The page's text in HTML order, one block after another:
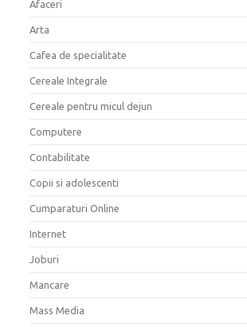
Afaceri
Arta
Cafea de specialitate
Cereale Integrale
Cereale pentru micul dejun
Computere
Contabilitate
Copii si adolescenti
Cumparaturi Online
Internet
Joburi
Mancare
Mass Media